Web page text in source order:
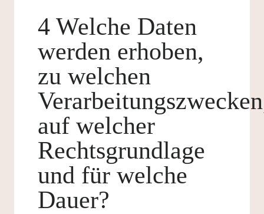
4 Welche Daten
werden erhoben,
zu welchen
auf welcher
Rechtsgrundlage
und für welche
Dauer?